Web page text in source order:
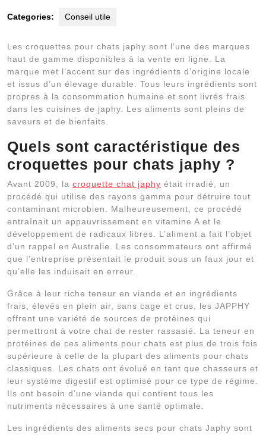
Categories: Conseil utile
Les croquettes pour chats japhy sont l’une des marques
haut de gamme disponibles à la vente en ligne. La
marque met l’accent sur des ingrédients d’origine locale
et issus d’un élevage durable. Tous leurs ingrédients sont
propres à la consommation humaine et sont livrés frais
dans les cuisines de japhy. Les aliments sont pleins de
saveurs et de bienfaits.
Quels sont caractéristique des
croquettes pour chats japhy ?
Avant 2009, la croquette chat japhy était irradié, un
procédé qui utilise des rayons gamma pour détruire tout
contaminant microbien. Malheureusement, ce procédé
entraînait un appauvrissement en vitamine A et le
développement de radicaux libres. L’aliment a fait l’objet
d’un rappel en Australie. Les consommateurs ont affirmé
que l’entreprise présentait le produit sous un faux jour et
qu’elle les induisait en erreur.
Grâce à leur riche teneur en viande et en ingrédients
frais, élevés en plein air, sans cage et crus, les JAPPHY
offrent une variété de sources de protéines qui
permettront à votre chat de rester rassasié. La teneur en
protéines de ces aliments pour chats est plus de trois fois
supérieure à celle de la plupart des aliments pour chats
classiques. Les chats ont évolué en tant que chasseurs et
leur système digestif est optimisé pour ce type de régime.
Ils ont besoin d’une viande qui contient tous les
nutriments nécessaires à une santé optimale.
Les ingrédients des aliments secs pour chats Japhy sont